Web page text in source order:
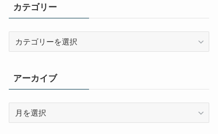
カテゴリー
リ
ー
アーカイブ